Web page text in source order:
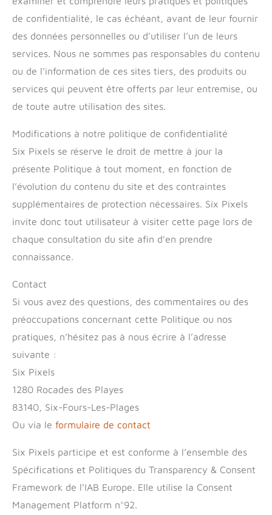
de confidentialité, le cas échéant, avant de leur fournir
des données personnelles ou d’utiliser l’un de leurs
services. Nous ne sommes pas responsables du contenu
ou de l’information de ces sites tiers, des produits ou
services qui peuvent être offerts par leur entremise, ou
de toute autre utilisation des sites.
Modifications à notre politique de confidentialité
Six Pixels se réserve le droit de mettre à jour la
présente Politique à tout moment, en fonction de
l’évolution du contenu du site et des contraintes
supplémentaires de protection nécessaires. Six Pixels
invite donc tout utilisateur à visiter cette page lors de
chaque consultation du site afin d’en prendre
connaissance.
Contact
Si vous avez des questions, des commentaires ou des
préoccupations concernant cette Politique ou nos
pratiques, n’hésitez pas à nous écrire à l’adresse
suivante :
Six Pixels
1280 Rocades des Playes
83140, Six-Fours-Les-Plages
Ou via le formulaire de contact
Six Pixels participe et est conforme à l’ensemble des
Spécifications et Politiques du Transparency & Consent
Framework de l’IAB Europe. Elle utilise la Consent
Management Platform n°92.